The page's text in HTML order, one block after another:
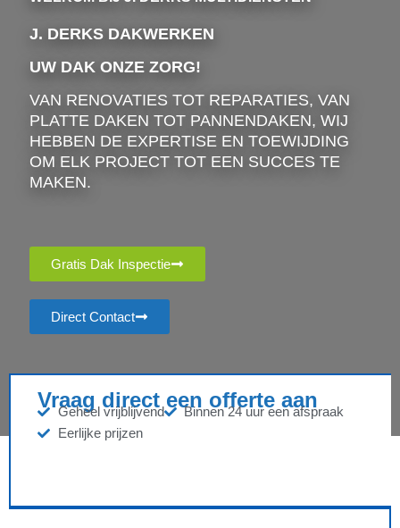
J. DERKS DAKWERKEN
UW DAK ONZE ZORG!
VAN RENOVATIES TOT REPARATIES, VAN
PLATTE DAKEN TOT PANNENDAKEN, WIJ
HEBBEN DE EXPERTISE EN TOEWIJDING
OM ELK PROJECT TOT EEN SUCCES TE
MAKEN.
Gratis Dak Inspectie
Direct Contact
Vraag direct een offerte aan
Geheel vrijblijvend
Binnen 24 uur een afspraak
Eerlijke prijzen